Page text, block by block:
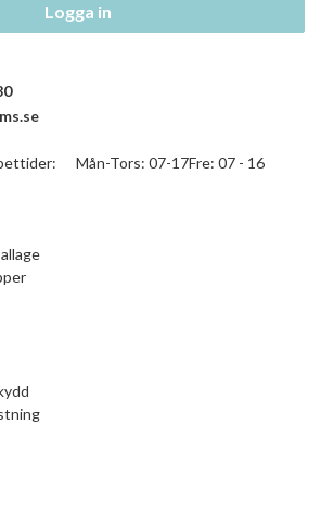
Logga in
Mån-Tors: 07-17Fre: 07 - 16